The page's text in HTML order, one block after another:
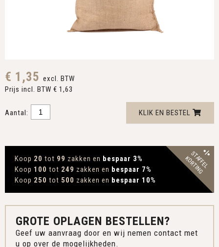
€ 1,35 excl. BTW
Prijs incl. BTW € 1,63
Aantal: KLIK EN BESTEL
Koop 20 tot 99 zakken en bespaar 3%
Koop 100 tot 249 zakken en bespaar 7%
Koop 250 tot 500 zakken en bespaar 10%
STAFFEL
KORTING
GROTE OPLAGEN BESTELLEN?
Geef uw aanvraag door en wij nemen contact met
u op over de mogelijkheden.